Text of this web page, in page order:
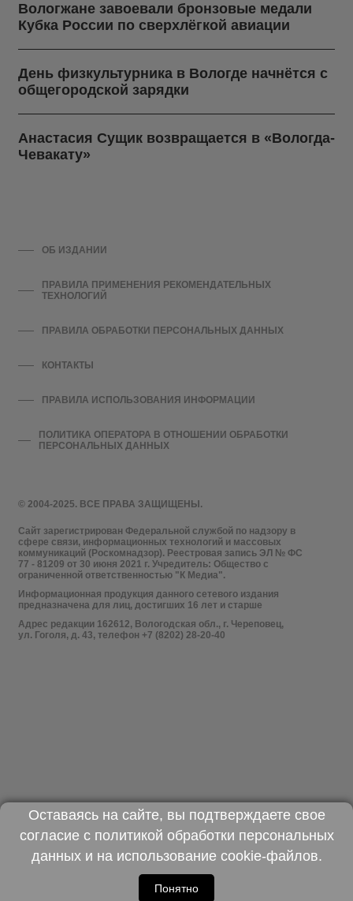
Вологжане завоевали бронзовые медали
Кубка России по сверхлёгкой авиации
День физкультурника в Вологде начнётся с
общегородской зарядки
Анастасия Сущик возвращается в «Вологда-
Чевакату»
© 2004-2025. ВСЕ ПРАВА ЗАЩИЩЕНЫ.
Сайт зарегистрирован Федеральной службой по надзору в
сфере связи, информационных технологий и массовых
коммуникаций (Роскомнадзор). Реестровая запись ЭЛ № ФС
77 - 81209 от 30 июня 2021 г. Учредитель: Общество с
ограниченной ответственностью "К Медиа".
Информационная продукция данного сетевого издания
предназначена для лиц, достигших 16 лет и старше
Адрес редакции 162612, Вологодская обл., г. Череповец,
ул. Гоголя, д. 43, телефон +7 (8202) 28-20-40
ОБ ИЗДАНИИ
ПРАВИЛА ПРИМЕНЕНИЯ РЕКОМЕНДАТЕЛЬНЫХ
ТЕХНОЛОГИЙ
ПРАВИЛА ОБРАБОТКИ ПЕРСОНАЛЬНЫХ ДАННЫХ
КОНТАКТЫ
ПРАВИЛА ИСПОЛЬЗОВАНИЯ ИНФОРМАЦИИ
ПОЛИТИКА ОПЕРАТОРА В ОТНОШЕНИИ ОБРАБОТКИ
ПЕРСОНАЛЬНЫХ ДАННЫХ
Оставаясь на сайте, вы подтверждаете свое
согласие с политикой обработки персональных
данныхи на использование cookie-файлов.
Понятно